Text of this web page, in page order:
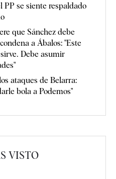
PP se siente respaldado
que Sánchez debe
a Ábalos: "Este
Debe asumir
ataques de Belarra:
bola a Podemos"
VISTO